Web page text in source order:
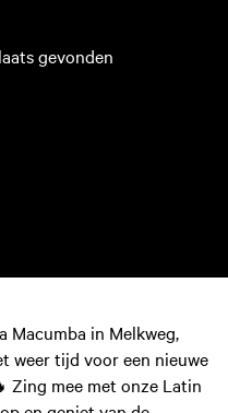
gevonden
Macumba in Melkweg,
weer tijd voor een nieuwe
Zing mee met onze Latin